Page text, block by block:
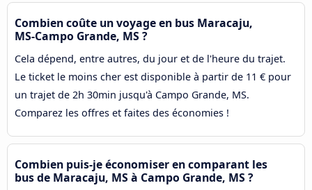
Combien coûte un voyage en bus Maracaju,
MS-Campo Grande, MS ?
Cela dépend, entre autres, du jour et de l'heure du trajet.
Le ticket le moins cher est disponible à partir de 11 € pour
un trajet de 2h 30min jusqu'à Campo Grande, MS.
Comparez les offres et faites des économies !
Combien puis-je économiser en comparant les
bus de Maracaju, MS à Campo Grande, MS ?